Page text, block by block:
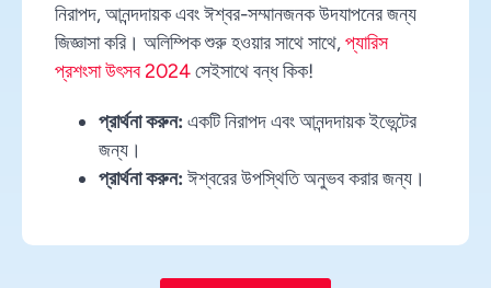
নিরাপদ, আনন্দদায়ক এবং ঈশ্বর-সম্মানজনক উদযাপনের জন্য
জিজ্ঞাসা করি। অলিম্পিক শুরু হওয়ার সাথে সাথে,প্যারিস
প্রশংসা উৎসব 2024সেইসাথে বন্ধ কিক!
প্রার্থনা করুন: একটি নিরাপদ এবং আনন্দদায়ক ইভেন্টের
জন্য।
প্রার্থনা করুন: ঈশ্বরের উপস্থিতি অনুভব করার জন্য।